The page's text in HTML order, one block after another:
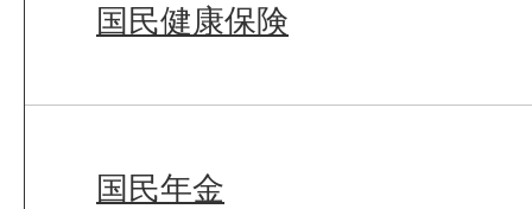
国民健康保険
国民年金